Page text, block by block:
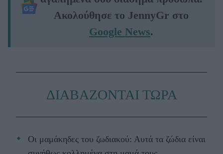
Ακολούθησε το JennyGr στο
Google News.
ΔΙΑΒΑΖΟΝΤΑΙ ΤΩΡΑ
Οι μαμάκηδες του ζωδιακού: Αυτά τα ζώδια είναι